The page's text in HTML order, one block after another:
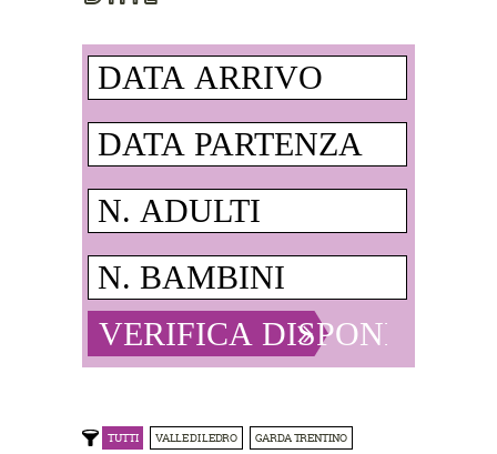
TUTTI VALLE DI LEDRO GARDA TRENTINO